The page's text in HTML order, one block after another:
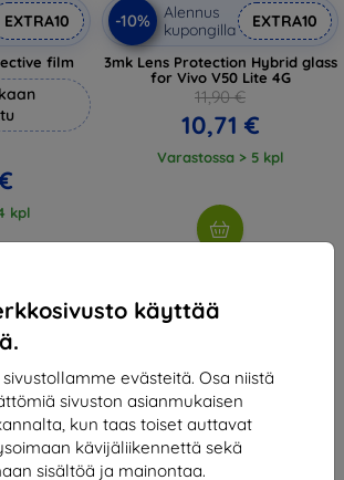
käyttää
evästeitä. Osa niistä
sivuston asianmukaisen
kun taas toiset auttavat
kävijäliikennettä sekä
sisältöä ja mainontaa.
EXTRA10
film
kpl
-10%
Alennus
kupongilla
EXTRA10
3mk Lens Protection Hybrid glass
for Vivo V50 Lite 4G
11,90 €
10,71 €
Varastossa > 5 kpl